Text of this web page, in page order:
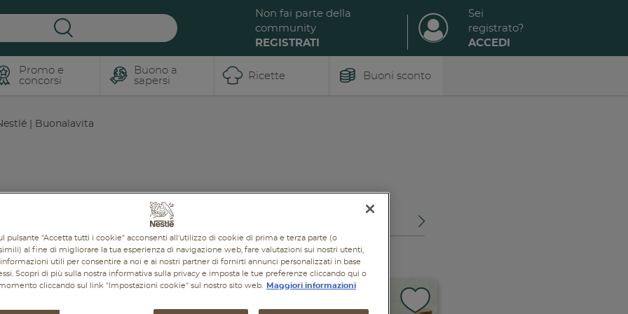
Non fai parte della
community
REGISTRATI
Sei
registrato?
ACCEDI
Promo e
concorsi
Buono a
sapersi
Ricette Buoni sconto
| Buonalavita
RICETTE
pulsante "Accetta tutti i cookie" acconsenti all'utilizzo di cookie di prima e terza parte (o
al fine di migliorare la tua esperienza di navigazione web, fare valutazioni sui nostri utenti,
utili per consentire a noi e ai nostri partner di fornirti annunci personalizzati in base
Scopri di più sulla nostra informativa sulla privacy e imposta le tue preferenze cliccando qui o
cliccando sul link "Impostazioni cookie" sul nostro sito web.
Maggiori informazioni